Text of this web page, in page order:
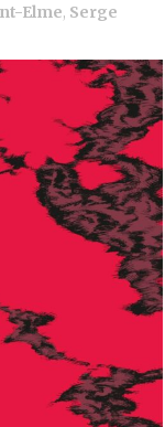
Elme, Serge